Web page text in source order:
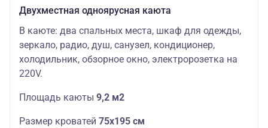
Двухместная одноярусная каюта
В каюте: два спальных места, шкаф для одежды,
зеркало, радио, душ, санузел, кондиционер,
холодильник, обзорное окно, электророзетка на
220V.
Площадь каюты 9,2 м2
Размер кроватей 75х195 см